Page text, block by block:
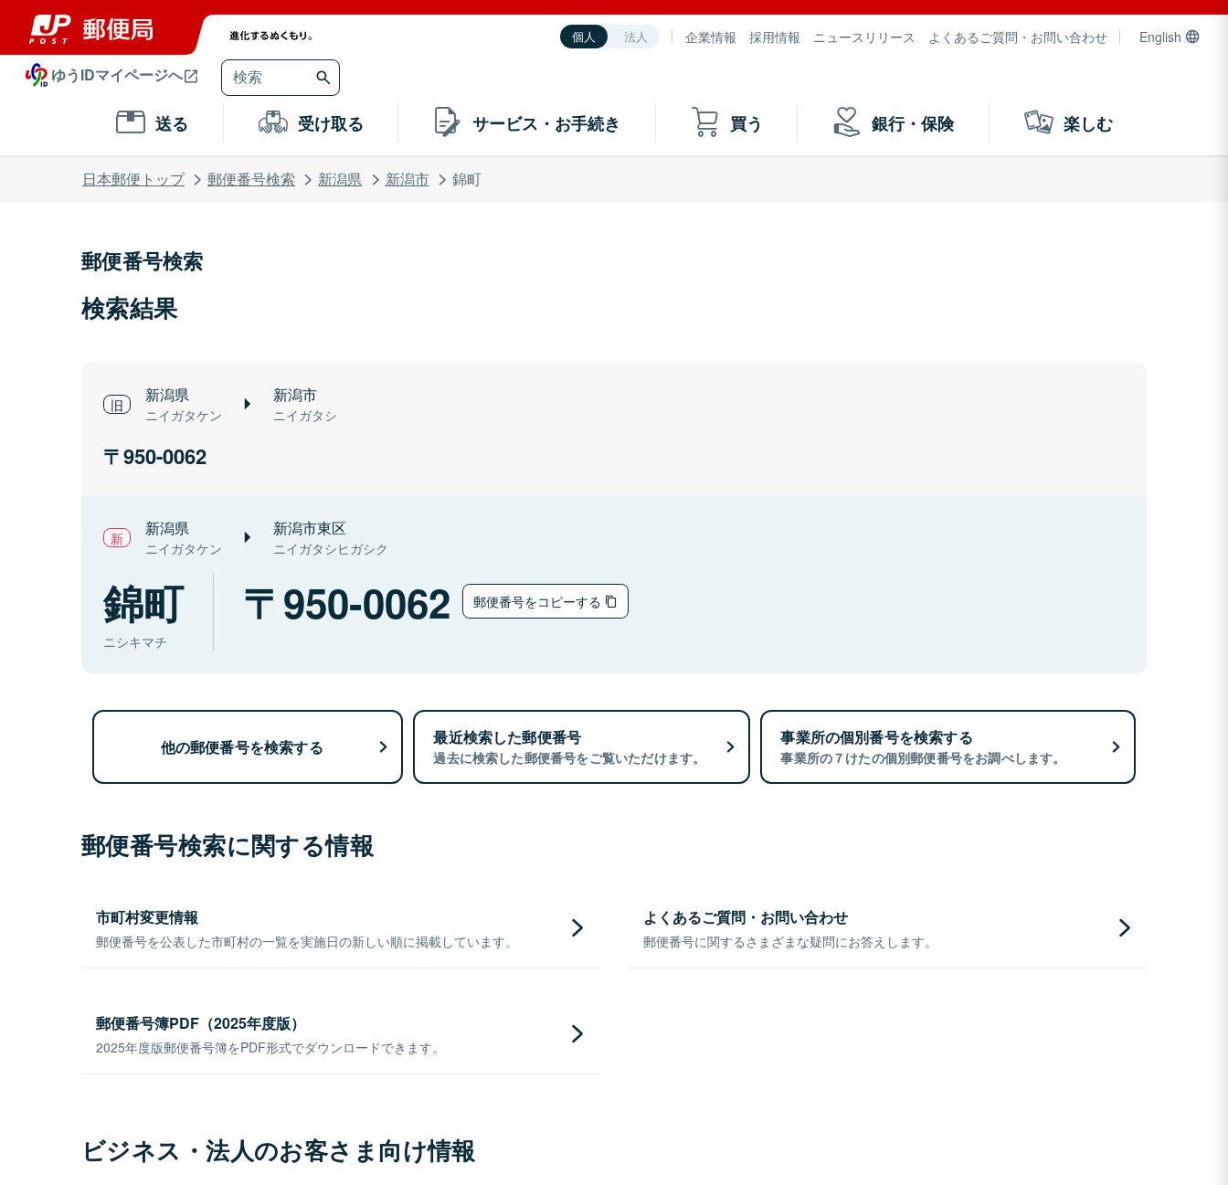
個人 法人 企業情報 採用情報 ニュースリリース よくあるご質問・お問い合わせ English
ゆうIDマイページへ
送る 受け取る サービス・お手続き 買う 銀行・保険 楽しむ
日本郵便トップ 郵便番号検索 新潟県 新潟市 錦町
郵便番号検索
検索結果
新潟県
ニイガタケン
新潟市
ニイガタシ
950-0062
新潟県
ニイガタケン
新潟市東区
ニイガタシヒガシク
錦町
ニシキマチ
950-0062 郵便番号をコピーする
他の郵便番号を検索する 最近検索した郵便番号
過去に検索した郵便番号をご覧いただけます。
事業所の個別番号を検索する
事業所の７けたの個別郵便番号をお調べします。
郵便番号検索に関する情報
市町村変更情報
郵便番号を公表した市町村の一覧を実施日の新しい順に掲載しています。
よくあるご質問・お問い合わせ
郵便番号に関するさまざまな疑問にお答えします。
郵便番号簿PDF（2025年度版）
2025年度版郵便番号簿をPDF形式でダウンロードできます。
ビジネス・法人のお客さま向け情報